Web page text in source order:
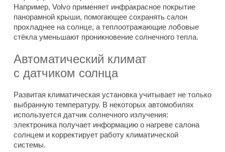
Например, Volvo применяет инфракрасное покрытие
панорамной крыши, помогающее сохранять салон
прохладнее на солнце, а теплоотражающие лобовые
стёкла уменьшают проникновение солнечного тепла.
Автоматический климат
с датчиком солнца
Развитая климатическая установка учитывает не только
выбранную температуру. В некоторых автомобилях
используется датчик солнечного излучения:
электроника получает информацию о нагреве салона
солнцем и корректирует работу климатической
системы.